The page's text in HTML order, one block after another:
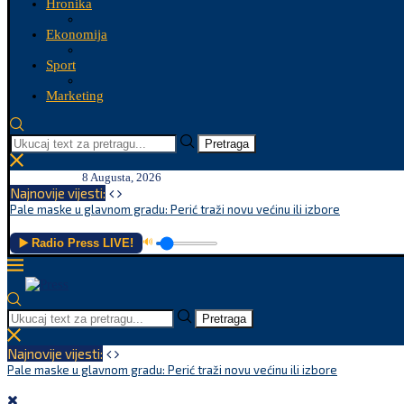
Hronika
Ekonomija
Sport
Marketing
Pretraga
8 Augusta, 2026
Najnovije vijesti:
Pale maske u glavnom gradu: Perić traži novu većinu ili izbore
▶️ Radio Press LIVE! 🔊
Pretraga
Najnovije vijesti:
Pale maske u glavnom gradu: Perić traži novu većinu ili izbore